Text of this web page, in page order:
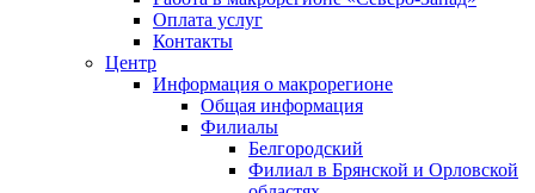
Оплата услуг
Контакты
Центр
Информация о макрорегионе
Общая информация
Филиалы
Белгородский
Филиал в Брянской и Орловской